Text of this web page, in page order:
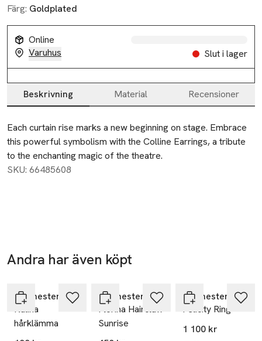
Färg: Goldplated
Online
Varuhus
Slut i lager
Beskrivning Material Recensioner
Beskrivning
Each curtain rise marks a new beginning on stage. Embrace
this powerful symbolism with the Colline Earrings, a tribute
to the enchanting magic of the theatre.
SKU: 66485608
Andra har även köpt
Maanesten
Kalina
hårklämma
Maanesten
Florina Hairclaw
Sunrise
Maanesten
Felicity Ring
1 100 kr